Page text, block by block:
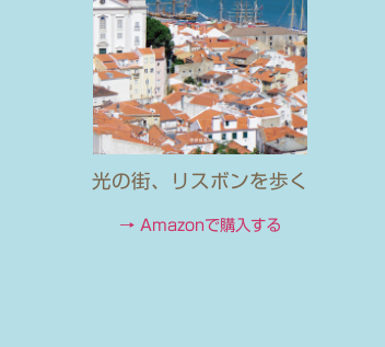
光の街、リスボンを歩く
→ Amazonで購入する